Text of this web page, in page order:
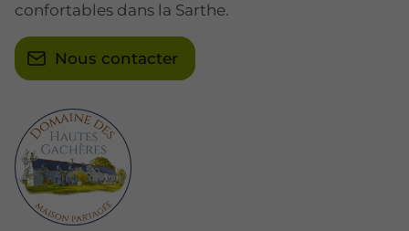
confortables dans la Sarthe.
Nous contacter